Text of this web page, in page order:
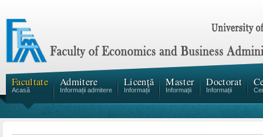
Facultate
Acasă
Admitere
Informații admitere
Licență
Informații
Master
Informații
Doctorat
Informații